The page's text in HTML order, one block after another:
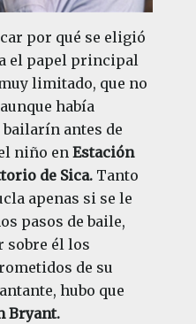
por qué se eligió
el papel principal
limitado, que no
había
antes de
niño en Estación
de Sica.Tanto
apenas si se le
pasos de baile,
sobre él los
de su
hubo que
Bryant.